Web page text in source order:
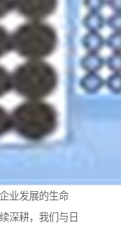
业发展的生命
深耕，我们与日